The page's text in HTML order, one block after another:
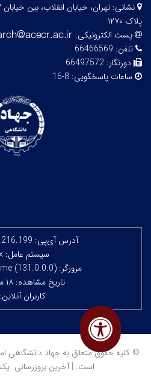
نشانی:
پلاک ۱۲۷۰
پست الکترونیکی:
تلفن: 66466569
دورنگار: 66497572
ساعات پاسخگویی: 8-16
آدرس آی‌پی:
سیستم عامل: Linux
مرورگر: Google Chrome (131.0.0.0)
تاریخ مشاهده: ۱۸ مرداد ۱۴۰۵
کاربران آنلاین: 71
© کلیه حقوق متعلق به جهاد دانشگاهی
است. | آخرین بروزرسانی: یکشنبه ۱۸